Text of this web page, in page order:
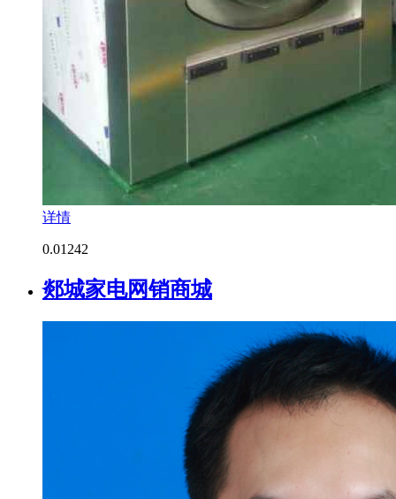
详情
0.01242
郯城家电网销商城